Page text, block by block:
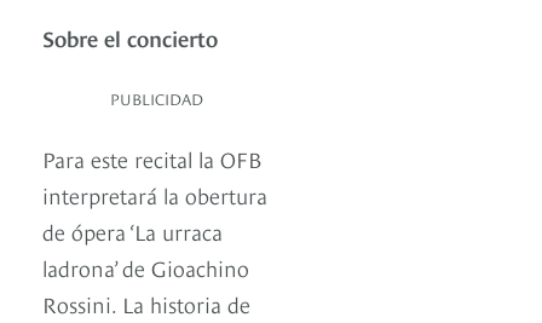
Sobre el concierto
PUBLICIDAD
Para este recital la OFB
interpretará la obertura
de ópera ‘La urraca
ladrona’ de Gioachino
Rossini. La historia de